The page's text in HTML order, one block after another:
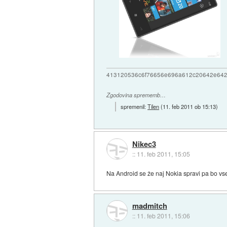
Zgodovina sprememb…
spremenil:Tilen(11. feb 2011 ob 15:13)
Nikec3
:: 11. feb 2011, 15:05
Na Android se že naj Nokia spravi pa bo
madmitch
:: 11. feb 2011, 15:06